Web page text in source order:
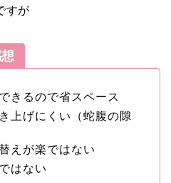
すが
きるので省スペース
上げにくい（蛇腹の隙
えが楽ではない
はない